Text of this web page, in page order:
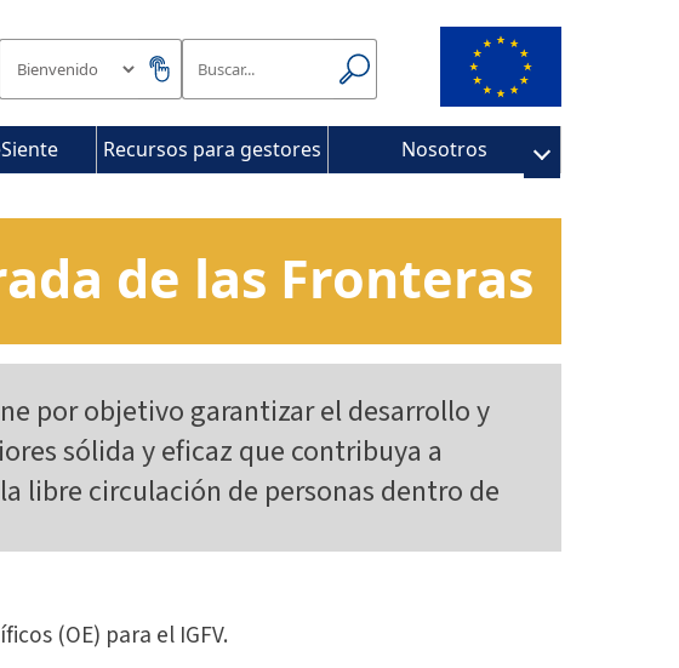
Recursos para gestores Nosotros
de las Fronteras
por objetivo garantizar el desarrollo y
sólida y eficaz que contribuya a
libre circulación de personas dentro de
(OE) para el IGFV.